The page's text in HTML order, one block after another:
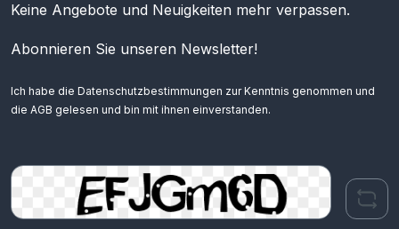
Keine Angebote und Neuigkeiten mehr verpassen.
Abonnieren Sie unseren Newsletter!
Ich habe die Datenschutzbestimmungen zur Kenntnis genommen und
die AGB gelesen und bin mit ihnen einverstanden.